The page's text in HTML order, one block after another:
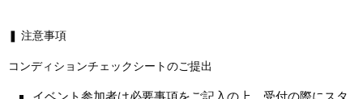
❚ 注意事項
コンディションチェックシートのご提出
イベント参加者は必要事項をご記入の上、受付の際にスタ